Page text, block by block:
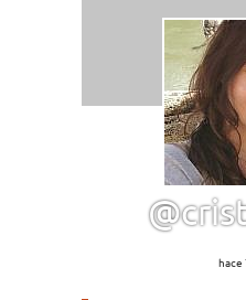
hace